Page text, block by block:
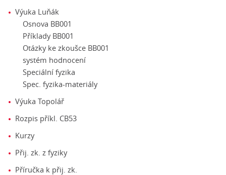
Výuka Luňák
Osnova BB001
Příklady BB001
Otázky ke zkoušce BB001
systém hodnocení
Speciální fyzika
Spec. fyzika-materiály
Výuka Topolář
Rozpis příkl. CB53
Kurzy
Přij. zk. z fyziky
Příručka k přij. zk.